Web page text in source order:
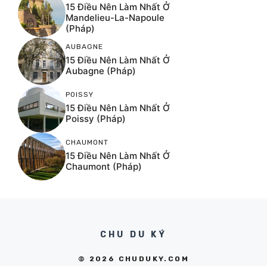
15 Điều Nên Làm Nhất Ở
Mandelieu-La-Napoule
(Pháp)
AUBAGNE
15 Điều Nên Làm Nhất Ở
Aubagne (Pháp)
POISSY
15 Điều Nên Làm Nhất Ở
Poissy (Pháp)
CHAUMONT
15 Điều Nên Làm Nhất Ở
Chaumont (Pháp)
CHU DU KÝ
© 2026 CHUDUKY.COM